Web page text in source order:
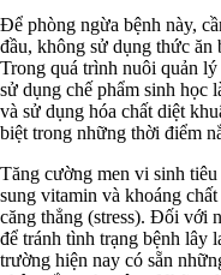
Để phòng ngừa bệnh này,
đầu, không sử dụng thức ăn
Trong quá trình nuôi quản
sử dụng chế phẩm sinh học
và sử dụng hóa chất diệt
biệt trong những thời điểm
Tăng cường men vi sinh
sung vitamin và khoáng
căng thẳng (stress). Đối với
để tránh tình trạng bệnh lây
trường hiện nay có sẵn